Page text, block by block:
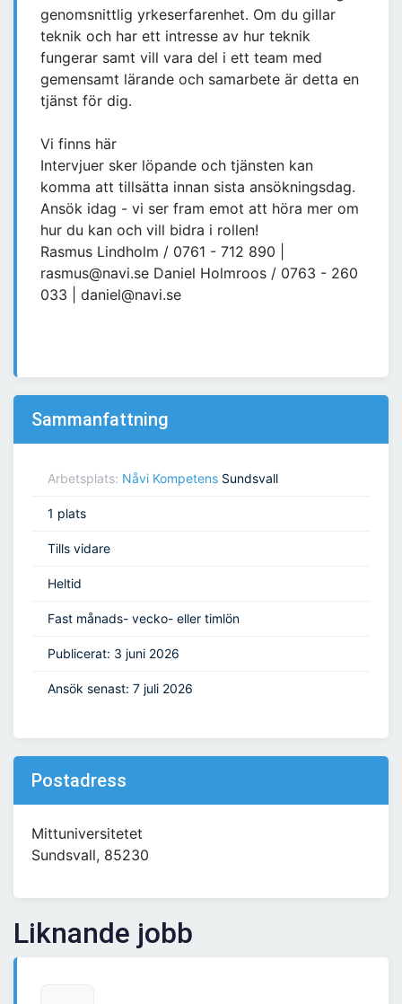
genomsnittlig yrkeserfarenhet. Om du gillar
teknik och har ett intresse av hur teknik
fungerar samt vill vara del i ett team med
gemensamt lärande och samarbete är detta en
tjänst för dig.
Vi finns här
Intervjuer sker löpande och tjänsten kan
komma att tillsätta innan sista ansökningsdag.
Ansök idag - vi ser fram emot att höra mer om
hur du kan och vill bidra i rollen!
Rasmus Lindholm / 0761 - 712 890 |
rasmus@navi.se Daniel Holmroos / 0763 - 260
033 | daniel@navi.se
Sammanfattning
Arbetsplats: Nåvi Kompetens Sundsvall
1 plats
Tills vidare
Heltid
Fast månads- vecko- eller timlön
Publicerat: 3 juni 2026
Ansök senast: 7 juli 2026
Postadress
Mittuniversitetet
Sundsvall, 85230
Liknande jobb